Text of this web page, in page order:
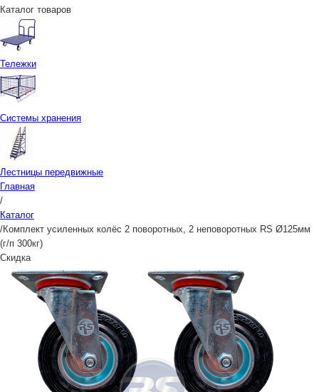
Каталог товаров
Тележки
Системы хранения
Лестницы передвижные
Главная
/
Каталог
/Комплект усиленных колёс 2 поворотных, 2 неповоротных RS Ø125мм
(г/п 300кг)
Скидка